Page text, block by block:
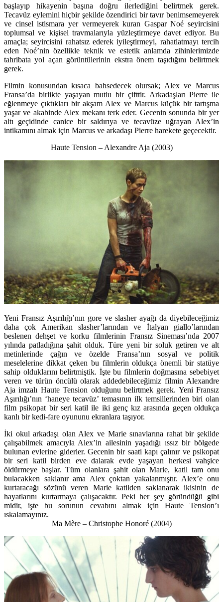
başlayıp hikayenin başına doğru ilerlediğini belirtmek gerek.
Tecavüz eylemini hiçbir şekilde özendirici bir tavır benimsemeyerek
ve cinsel istismara yer vermeyerek kuran Gaspar Noé seyircisini
toplumsal ve kişisel travmalarıyla yüzleştirmeye davet ediyor. Bu
amaçla; seyircisini rahatsız ederek iyileştirmeyi, rahatlatmayı tercih
eden Noé’nin özellikle teknik ve estetik anlamda zihinlerimizde
tahribata yol açan görüntülerinin ekstra önem taşıdığını belirtmek
gerek.
Filmin konusundan kısaca bahsedecek olursak; Alex ve Marcus
Fransa’da birlikte yaşayan mutlu bir çifttir. Arkadaşları Pierre ile
eğlenmeye çıktıkları bir akşam Alex ve Marcus küçük bir tartışma
yaşar ve akabinde Alex mekanı terk eder. Gecenin sonunda bir yer
altı geçidinde canice bir saldırıya ve tecavüze uğrayan Alex’in
intikamını almak için Marcus ve arkadaşı Pierre harekete geçecektir.
Haute Tension – Alexandre Aja (2003)
Yeni Fransız Aşırılığı’nın gore ve slasher ayağı da diyebileceğimiz
daha çok Amerikan slasher’larından ve İtalyan giallo’larından
beslenen dehşet ve korku filmlerinin Fransız Sineması’nda 2007
yılında patladığına şahit olduk. Türe yeni bir soluk getiren ve alt
metinlerinde çağın ve özelde Fransa’nın sosyal ve politik
meselelerine dikkat çeken bu filmlerin oldukça önemli bir statüye
sahip olduklarını belirtmiştik. İşte bu filmlerin doğmasına sebebiyet
veren ve türün öncülü olarak addedebileceğimiz filmin Alexandre
Aja imzalı Haute Tension olduğunu belirtmek gerek. Yeni Fransız
Aşırılığı’nın ‘haneye tecavüz’ temasının ilk temsillerinden biri olan
film psikopat bir seri katil ile iki genç kız arasında geçen oldukça
kanlı bir kedi-fare oyununu ekranlara taşıyor.
İki okul arkadaşı olan Alex ve Marie sınavlarına rahat bir şekilde
çalışabilmek amacıyla Alex’in ailesinin yaşadığı ıssız bir bölgede
bulunan evlerine giderler. Gecenin bir saati kapı çalınır ve psikopat
bir seri katil birden eve dalarak evde yaşayan herkesi vahşice
öldürmeye başlar. Tüm olanlara şahit olan Marie, katil tam onu
bulacakken saklanır ama Alex çoktan yakalanmıştır. Alex’e onu
kurtaracağı sözünü veren Marie katilden saklanarak ikisinin de
hayatlarını kurtarmaya çalışacaktır. Peki her şey göründüğü gibi
midir, işte bu sorunun cevabını almak için Haute Tension’ı
ıskalamayınız.
Ma Mère – Christophe Honoré (2004)